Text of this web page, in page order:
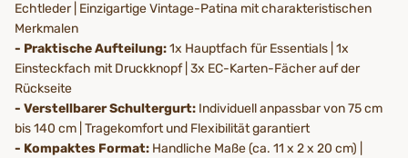
Echtleder | Einzigartige Vintage-Patina mit charakteristischen
Merkmalen
- Praktische Aufteilung:1x Hauptfach für Essentials | 1x
Einsteckfach mit Druckknopf | 3x EC-Karten-Fächer auf der
Rückseite
- Verstellbarer Schultergurt: Individuell anpassbar von 75 cm
bis 140 cm | Tragekomfort und Flexibilität garantiert
- Kompaktes Format: Handliche Maße (ca. 11 x 2 x 20 cm) |